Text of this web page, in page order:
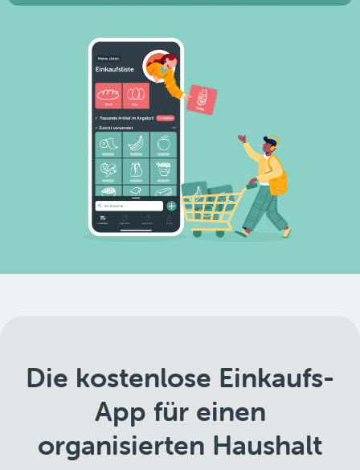
Die kostenlose Einkaufs-
App für einen
organisierten Haushalt